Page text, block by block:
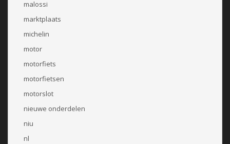
malossi
marktplaats
michelin
motor
motorfiets
motorfietsen
motorslot
nieuwe onderdelen
niu
nl